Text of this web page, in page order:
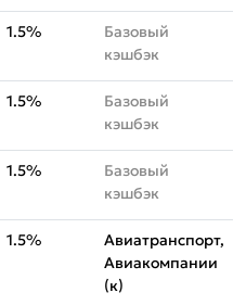
1.5%
Базовый
кэшбэк
1.5%
Базовый
кэшбэк
1.5%
Базовый
кэшбэк
1.5%
Авиатранспорт,
Авиакомпании
(к)